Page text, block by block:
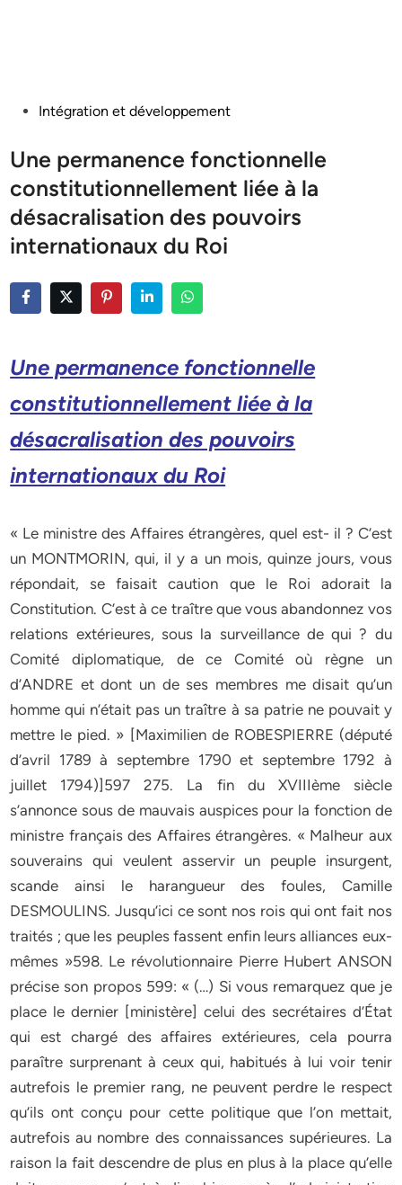
PostedIntégration et développement
Une permanence fonctionnelle
constitutionnellement liée à la
désacralisation des pouvoirs
internationaux du Roi
Une permanence fonctionnelle
constitutionnellement liée à la
désacralisation des pouvoirs
internationaux du Roi
« Le ministre des Affaires étrangères, quel est- il ? C’est
un MONTMORIN, qui, il y a un mois, quinze jours, vous
répondait, se faisait caution que le Roi adorait la
Constitution. C’est à ce traître que vous abandonnez vos
relations extérieures, sous la surveillance de qui ? du
Comité diplomatique, de ce Comité où règne un
d’ANDRE et dont un de ses membres me disait qu’un
homme qui n’était pas un traître à sa patrie ne pouvait y
mettre le pied. » [Maximilien de ROBESPIERRE (député
d’avril 1789 à septembre 1790 et septembre 1792 à
juillet 1794)]597 275. La fin du XVIIIème siècle
s’annonce sous de mauvais auspices pour la fonction de
ministre français des Affaires étrangères. « Malheur aux
souverains qui veulent asservir un peuple insurgent,
scande ainsi le harangueur des foules, Camille
DESMOULINS. Jusqu’ici ce sont nos rois qui ont fait nos
traités ; que les peuples fassent enfin leurs alliances eux-
mêmes »598. Le révolutionnaire Pierre Hubert ANSON
précise son propos 599: « (…) Si vous remarquez que je
place le dernier [ministère] celui des secrétaires d’État
qui est chargé des affaires extérieures, cela pourra
paraître surprenant à ceux qui, habitués à lui voir tenir
autrefois le premier rang, ne peuvent perdre le respect
qu’ils ont conçu pour cette politique que l’on mettait,
autrefois au nombre des connaissances supérieures. La
raison la fait descendre de plus en plus à la place qu’elle